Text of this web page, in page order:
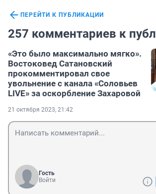
ПЕРЕЙТИ К ПУБЛИКАЦИИ
257 комментариев к
«Это было максимально мягко».
Востоковед Сатановский
прокомментировал свое
увольнение с канала «Соловьев
LIVE» за оскорбление Захаровой
21 октября 2023, 21:42
Гость
Войти